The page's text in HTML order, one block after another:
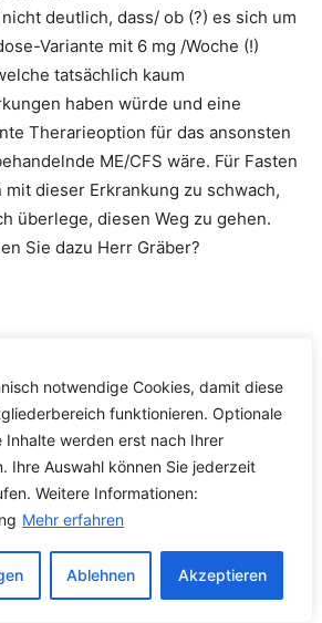
notwendige Cookies, damit diese
funktionieren. Optionale
Inhalte werden erst nach Ihrer
Ihre Auswahl können Sie jederzeit
Weitere Informationen:
Mehr erfahren
Ablehnen Akzeptieren
deutlich, dass/ ob (?) es sich um
Variante mit 6 mg /Woche (!)
tatsächlich kaum
haben würde und eine
Therarieoption für das ansonsten
ME/CFS wäre. Für Fasten
mit dieser Erkrankung zu schwach,
überlege, diesen Weg zu gehen.
Sie dazu Herr Gräber?